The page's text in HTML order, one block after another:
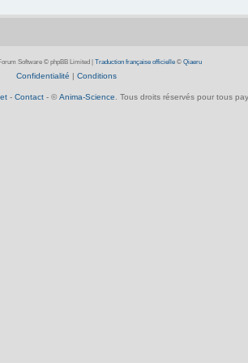
Software © phpBB Limited Traduction française officielle© Qiaeru
Confidentialité | Conditions
- Contact- © Anima-Science . Tous droits réservés pour tous